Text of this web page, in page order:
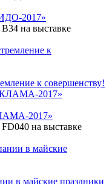
2017»
на выставке
к совершенству!
2017»
на выставке
в майские праздники